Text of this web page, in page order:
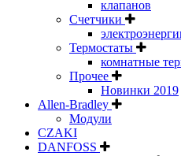
клапанов
Счетчики
Термостаты
комнатные
Прочее
Новинки 2019
Allen-Bradley
Модули
CZAKI
DANFOSS